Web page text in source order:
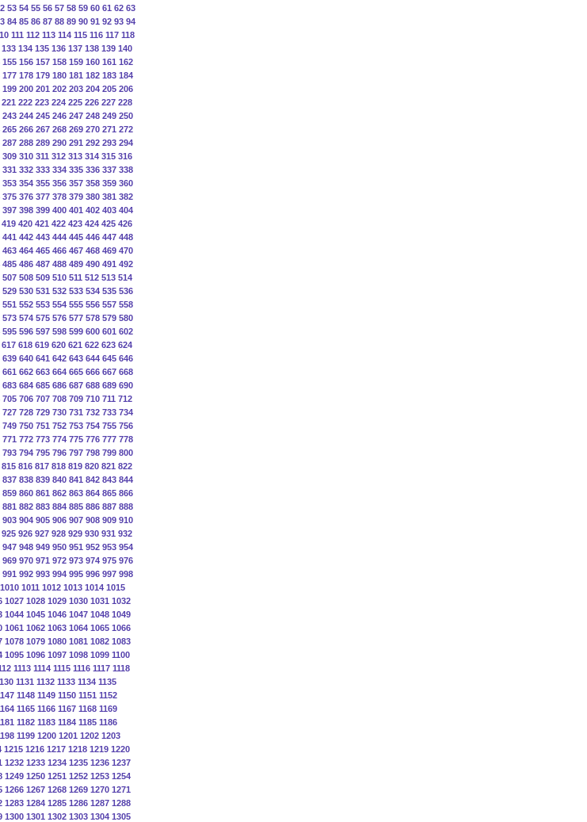
53 54 55 56 57 58 59 60 61 62 63
84 85 86 87 88 89 90 91 92 93 94
111 112 113 114 115 116 117 118
133 134 135 136 137 138 139 140
155 156 157 158 159 160 161 162
177 178 179 180 181 182 183 184
199 200 201 202 203 204 205 206
221 222 223 224 225 226 227 228
243 244 245 246 247 248 249 250
265 266 267 268 269 270 271 272
287 288 289 290 291 292 293 294
309 310 311 312 313 314 315 316
331 332 333 334 335 336 337 338
353 354 355 356 357 358 359 360
375 376 377 378 379 380 381 382
397 398 399 400 401 402 403 404
419 420 421 422 423 424 425 426
441 442 443 444 445 446 447 448
463 464 465 466 467 468 469 470
485 486 487 488 489 490 491 492
507 508 509 510 511 512 513 514
529 530 531 532 533 534 535 536
551 552 553 554 555 556 557 558
573 574 575 576 577 578 579 580
595 596 597 598 599 600 601 602
617 618 619 620 621 622 623 624
639 640 641 642 643 644 645 646
661 662 663 664 665 666 667 668
683 684 685 686 687 688 689 690
705 706 707 708 709 710 711 712
727 728 729 730 731 732 733 734
749 750 751 752 753 754 755 756
771 772 773 774 775 776 777 778
793 794 795 796 797 798 799 800
815 816 817 818 819 820 821 822
837 838 839 840 841 842 843 844
859 860 861 862 863 864 865 866
881 882 883 884 885 886 887 888
903 904 905 906 907 908 909 910
925 926 927 928 929 930 931 932
947 948 949 950 951 952 953 954
969 970 971 972 973 974 975 976
991 992 993 994 995 996 997 998
1010 1011 1012 1013 1014 1015
1027 1028 1029 1030 1031 1032
1044 1045 1046 1047 1048 1049
1061 1062 1063 1064 1065 1066
1078 1079 1080 1081 1082 1083
1095 1096 1097 1098 1099 1100
1113 1114 1115 1116 1117 1118
1131 1132 1133 1134 1135
1148 1149 1150 1151 1152
1165 1166 1167 1168 1169
1182 1183 1184 1185 1186
1199 1200 1201 1202 1203
1215 1216 1217 1218 1219 1220
1232 1233 1234 1235 1236 1237
1249 1250 1251 1252 1253 1254
1266 1267 1268 1269 1270 1271
1283 1284 1285 1286 1287 1288
1300 1301 1302 1303 1304 1305